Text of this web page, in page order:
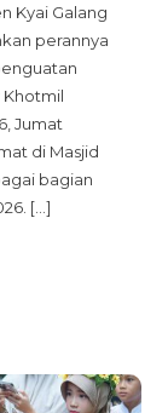
Kyai Galang
perannya
Jumat
di Masjid
bagian
[…]